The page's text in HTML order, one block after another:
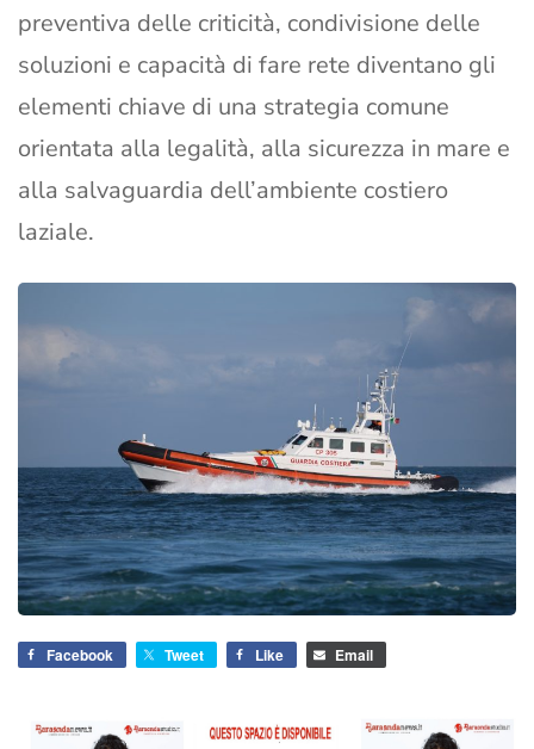
preventiva delle criticità, condivisione delle
soluzioni e capacità di fare rete diventano gli
elementi chiave di una strategia comune
orientata alla legalità, alla sicurezza in mare e
alla salvaguardia dell’ambiente costiero
laziale.
Facebook Tweet Like Email